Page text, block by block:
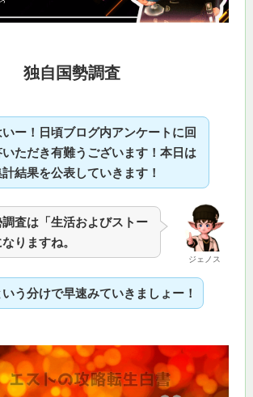
独自国勢調査
いー！日頃ブログ内アンケートに回
いただき有難うございます！本日は
結果を公表していきます！
ジェノス
査は「生活およびストー
りますね。
いう分けで早速みていきましょー！